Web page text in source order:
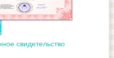
свидетельство